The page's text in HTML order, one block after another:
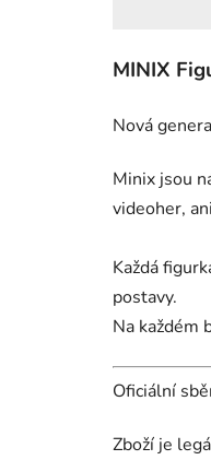
MINIX
Nová
Minix jsou
videoher,
Každá
postavy.
Na každém
Oficiální
Zboží je